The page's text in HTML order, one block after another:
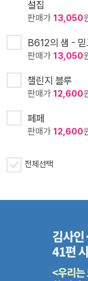
설집
판매가 13,050
B612의 샘 - 믿
판매가 13,050
챌린지 블루
판매가 12,600
페페
판매가 12,600
전체선택